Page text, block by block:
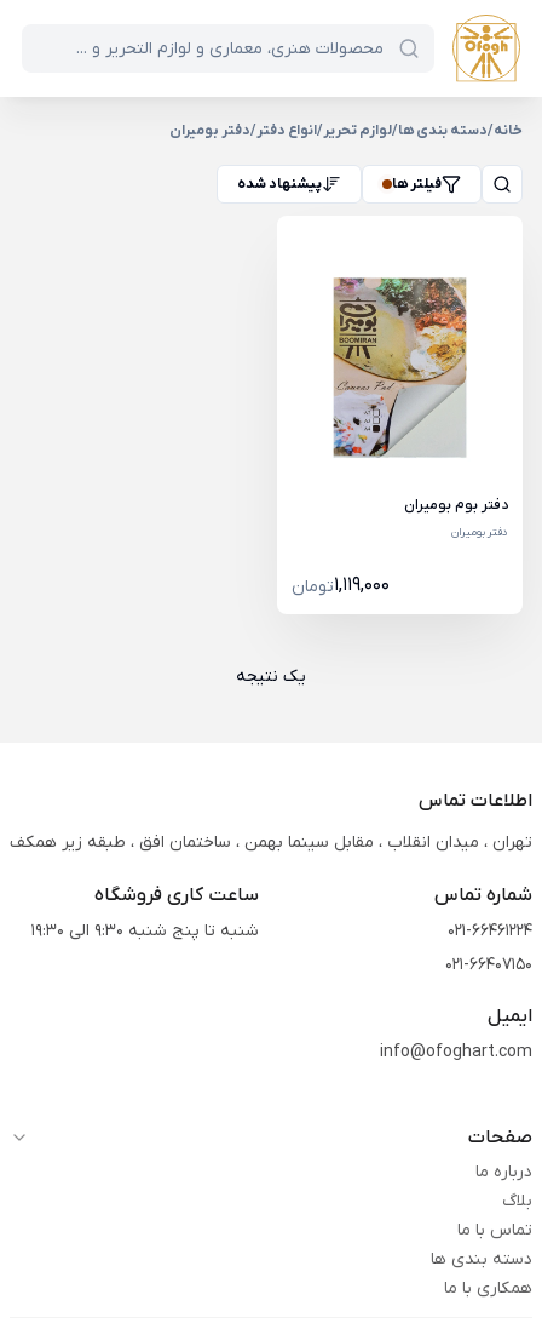
خانه/دسته بندی ها/لوازم تحریر/انواع دفتر/دفتر بومیران
فیلتر ها پیشنهاد شده
دفتر بوم بومیران
دفتر بومیران
1,119,000تومان
یک نتیجه
اطلاعات تماس
تهران ، میدان انقلاب ، مقابل سینما بهمن ، ساختمان افق ، طبقه زیر همکف
شماره تماس
021-66461224
021-66407150
ساعت کاری فروشگاه
شنبه تا پنج شنبه 9:30 الی 19:30
ایمیل
info@ofoghart.com
صفحات
درباره ما
بلاگ
تماس با ما
دسته بندی ها
همکاری با ما